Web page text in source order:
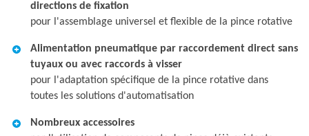
directions de fixation
pour l'assemblage universel et flexible de la pince rotative
Alimentation pneumatique par raccordement direct sans
tuyaux ou avec raccords à visser
pour l'adaptation spécifique de la pince rotative dans
toutes les solutions d'automatisation
Nombreux accessoires